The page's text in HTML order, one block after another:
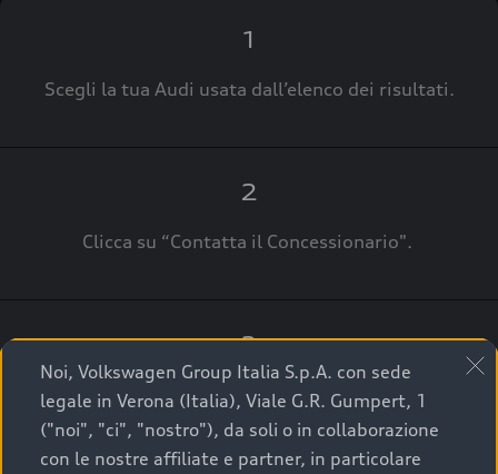
1
Scegli la tua Audi usata dall’elenco dei risultati.
2
Clicca su “Contatta il Concessionario".
3
A breve verrai ricontattato dal Customer Care
Audi Center o direttamente dal Concessionario
che ti supporterà per finalizzare la tua richiesta.
Noi, Volkswagen Group Italia S.p.A. con sede
legale in Verona (Italia), Viale G.R. Gumpert, 1
("noi", "ci", "nostro"), da soli o in collaborazione
con le nostre affiliate e partner, in particolare